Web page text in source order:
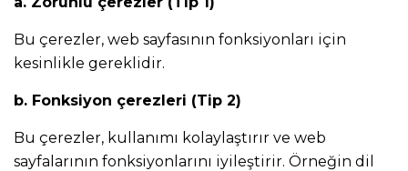
Bu çerezler, web sayfasının fonksiyonları için
kesinlikle gereklidir.
b. Fonksiyon çerezleri (Tip 2)
Bu çerezler, kullanımı kolaylaştırır ve web
sayfalarının fonksiyonlarını iyileştirir. Örneğin dil